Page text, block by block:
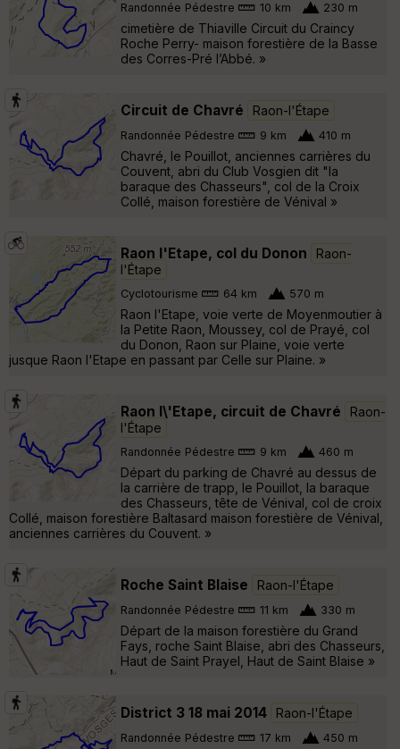
Randonnée Pédestre 10 km 230 m
cimetière de Thiaville Circuit du Craincy
Roche Perry- maison forestière de la Basse
des Corres-Pré l’Abbé. »
Circuit de Chavré Raon-l'Étape
Randonnée Pédestre 9 km 410 m
Chavré, le Pouillot, anciennes carrières du
Couvent, abri du Club Vosgien dit "la
baraque des Chasseurs", col de la Croix
Collé, maison forestière de Vénival »
Raon l'Etape, col du Donon
Raon-
l'Étape
Cyclotourisme 64 km 570 m
Raon l'Etape, voie verte de Moyenmoutier à
la Petite Raon, Moussey, col de Prayé, col
du Donon, Raon sur Plaine, voie verte
jusque Raon l'Etape en passant par Celle sur Plaine. »
Raon l\'Etape, circuit de Chavré
Raon-
l'Étape
Randonnée Pédestre 9 km 460 m
Départ du parking de Chavré au dessus de
la carrière de trapp, le Pouillot, la baraque
des Chasseurs, tête de Vénival, col de croix
Collé, maison forestière Baltasard maison forestière de Vénival,
anciennes carrières du Couvent. »
Roche Saint Blaise Raon-l'Étape
Randonnée Pédestre 11 km 330 m
Départ de la maison forestière du Grand
Fays, roche Saint Blaise, abri des Chasseurs,
Haut de Saint Prayel, Haut de Saint Blaise »
District 3 18 mai 2014 Raon-l'Étape
Randonnée Pédestre 17 km 450 m